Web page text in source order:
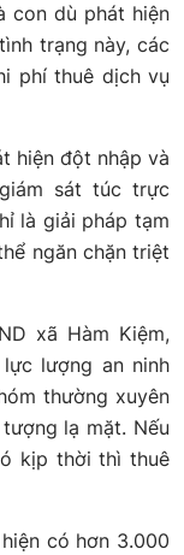
con dù phát hiện
trạng này, các
phí thuê dịch vụ
hiện đột nhập và
sát túc trực
là giải pháp tạm
ngăn chặn triệt
xã Hàm Kiệm,
lượng an ninh
thường xuyên
lạ mặt. Nếu
kịp thời thì thuê
có hơn 3.000